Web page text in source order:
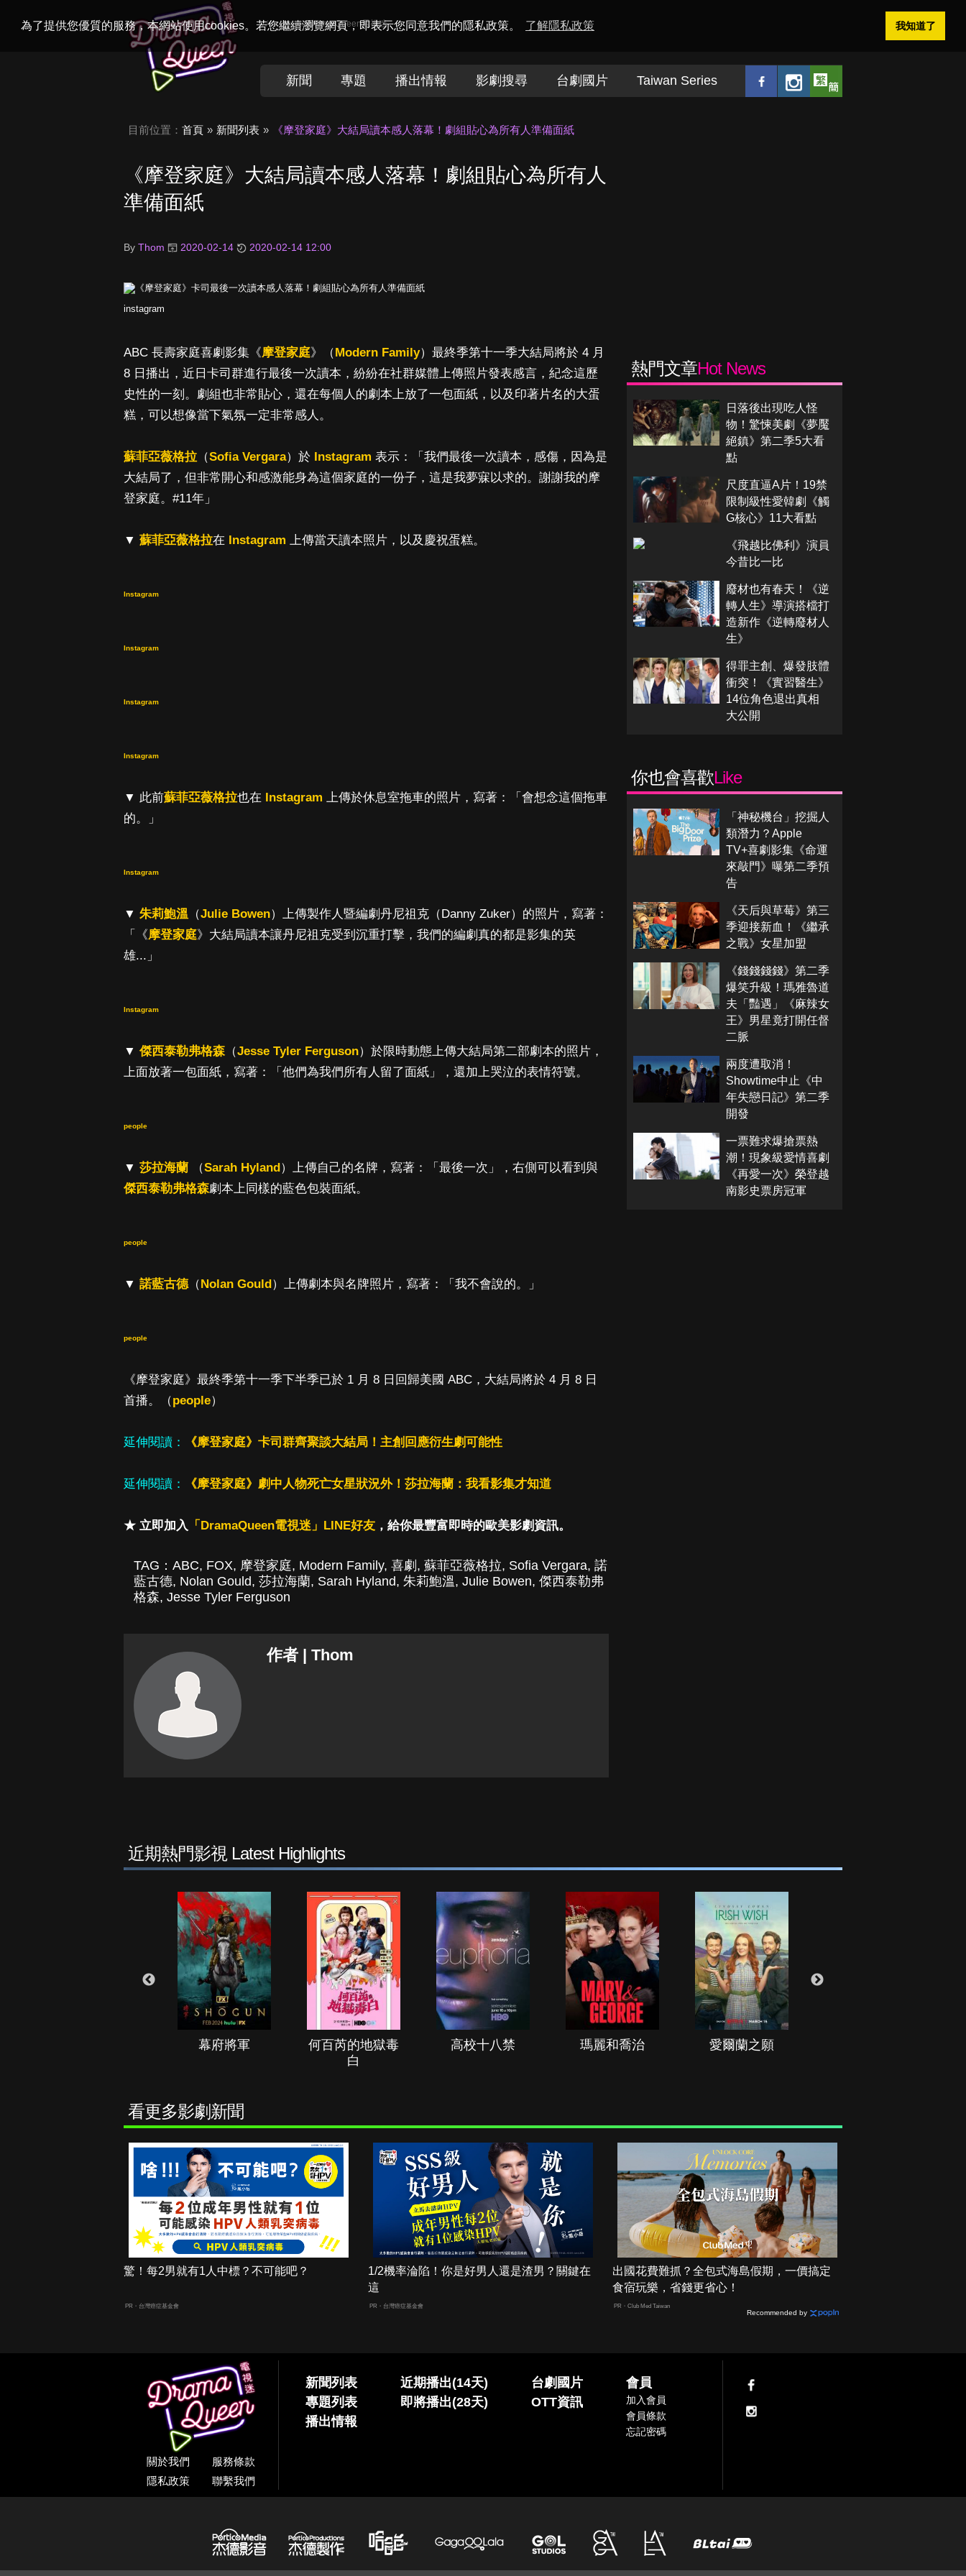
為了提供您優質的服務，本網站使用cookies。若您繼續瀏覽網頁，即表示您同意我們的隱私政策。 了解隱私政策 我知道了
Welcome toDramaQueen電視迷
新聞 專題 播出情報 影劇搜尋 台劇國片 Taiwan Series
目前位置： 首頁 新聞列表 《摩登家庭》大結局讀本感人落幕！劇組貼心為所有人準備面紙
《摩登家庭》大結局讀本感人落幕！劇組貼心為所有人
準備面紙
By Thom 2020-02-14 2020-02-14 12:00
instagram
ABC 長壽家庭喜劇影集《摩登家庭》（Modern Family）最終季第十一季大結局將於 4 月
8 日播出，近日卡司群進行最後一次讀本，紛紛在社群媒體上傳照片發表感言，紀念這歷
史性的一刻。劇組也非常貼心，還在每個人的劇本上放了一包面紙，以及印著片名的大蛋
糕，可以想像當下氣氛一定非常感人。
蘇菲亞薇格拉 （Sofia Vergara）於 Instagram 表示：「我們最後一次讀本，感傷，因為是
大結局了，但非常開心和感激能身為這個家庭的一份子，這是我夢寐以求的。謝謝我的摩
登家庭。#11年」
▼ 蘇菲亞薇格拉在 Instagram 上傳當天讀本照片，以及慶祝蛋糕。
Instagram
Instagram
Instagram
Instagram
▼ 此前蘇菲亞薇格拉也在 Instagram 上傳於休息室拖車的照片，寫著：「會想念這個拖車
的。」
Instagram
▼ 朱莉鮑溫 （Julie Bowen）上傳製作人暨編劇丹尼祖克（Danny Zuker）的照片，寫著：
「《摩登家庭》大結局讀本讓丹尼祖克受到沉重打擊，我們的編劇真的都是影集的英
雄...」
Instagram
▼ 傑西泰勒弗格森 （Jesse Tyler Ferguson）於限時動態上傳大結局第二部劇本的照片，
上面放著一包面紙，寫著：「他們為我們所有人留了面紙」，還加上哭泣的表情符號。
people
▼ 莎拉海蘭 （Sarah Hyland）上傳自己的名牌，寫著：「最後一次」，右側可以看到與
傑西泰勒弗格森劇本上同樣的藍色包裝面紙。
people
▼ 諾藍古德（Nolan Gould）上傳劇本與名牌照片，寫著：「我不會說的。」
people
《摩登家庭》最終季第十一季下半季已於 1 月 8 日回歸美國 ABC，大結局將於 4 月 8 日
首播。（people）
延伸閱讀： 《摩登家庭》卡司群齊聚談大結局！主創回應衍生劇可能性
延伸閱讀： 《摩登家庭》劇中人物死亡女星狀況外！莎拉海蘭：我看影集才知道
★ 立即加入 「DramaQueen電視迷」LINE好友 ，給你最豐富即時的歐美影劇資訊。
TAG： ABC, FOX, 摩登家庭, Modern Family, 喜劇 , 蘇菲亞薇格拉, Sofia Vergara, 諾
藍古德, Nolan Gould, 莎拉海蘭, Sarah Hyland, 朱莉鮑溫, Julie Bowen, 傑西泰勒弗
格森, Jesse Tyler Ferguson
作者 | Thom
熱門文章Hot News
日落後出現吃人怪
物！驚悚美劇《夢魘
絕鎮》第二季5大看
點
尺度直逼A片！19禁
限制級性愛韓劇《觸
G核心》11大看點
《飛越比佛利》演員
今昔比一比
廢材也有春天！《逆
轉人生》導演搭檔打
造新作《逆轉廢材人
生》
得罪主創、爆發肢體
衝突！《實習醫生》
14位角色退出真相
大公開
你也會喜歡Like
「神秘機台」挖掘人
類潛力？Apple
TV+喜劇影集《命運
來敲門》曝第二季預
告
《天后與草莓》第三
季迎接新血！《繼承
之戰》女星加盟
《錢錢錢錢》第二季
爆笑升級！瑪雅魯道
夫「豔遇」《麻辣女
王》男星竟打開任督
二脈
兩度遭取消！
Showtime中止《中
年失戀日記》第二季
開發
一票難求爆搶票熱
潮！現象級愛情喜劇
《再愛一次》榮登越
南影史票房冠軍
近期熱門影視 Latest Highlights
幕府將軍
何百芮的地獄毒
白
高校十八禁 瑪麗和喬治 愛爾蘭之願
看更多影劇新聞
驚！每2男就有1人中標？不可能吧？
PR・台灣癌症基金會
1/2機率淪陷！你是好男人還是渣男？關鍵在
這
PR・台灣癌症基金會
出國花費難抓？全包式海島假期，一價搞定
食宿玩樂，省錢更省心！
PR・Club Med Taiwan
Recommended by
關於我們
服務條款
隱私政策
聯繫我們
新聞列表
專題列表
播出情報
近期播出(14天)
即將播出(28天)
台劇國片
OTT資訊
會員
加入會員
會員條款
忘記密碼